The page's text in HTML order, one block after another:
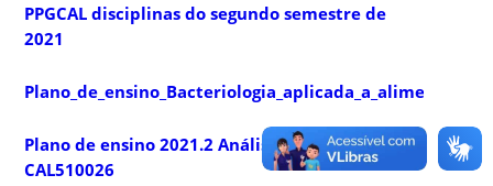
PPGCAL disciplinas do segundo semestre de
2021
Plano de ensino 2021.2 Análise de Alimentos
CAL510026